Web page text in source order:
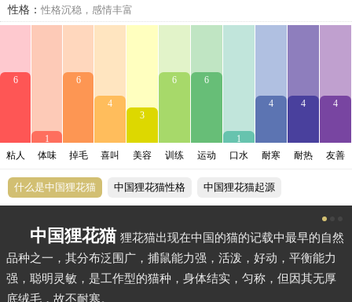
性格： 性格沉稳，感情丰富
6
1
6
4
3
6 6
1
4 4 4
粘人 体味 掉毛 喜叫 美容 训练 运动 口水 耐寒 耐热 友善
什么是中国狸花猫 中国狸花猫性格 中国狸花猫起源
中国狸花猫 狸花猫出现在中国的猫的记载中最早的自然
品种之一，其分布泛围广，捕鼠能力强，活泼，好动，平衡能力
强，聪明灵敏，是工作型的猫种，身体结实，匀称，但因其无厚
底绒毛，故不耐寒。